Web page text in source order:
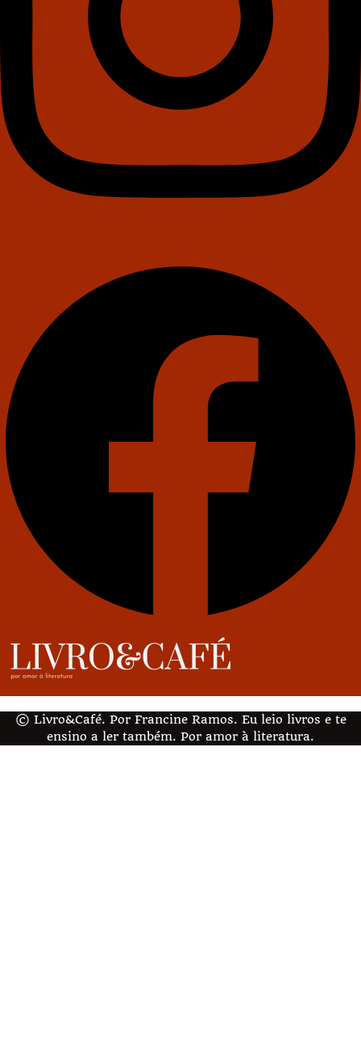
© Livro&Café. Por Francine Ramos. Eu leio livros e te
ensino a ler também. Por amor à literatura.